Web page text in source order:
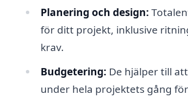
Planering och design:
för ditt projekt, inklusive
krav.
Budgetering: De hjälper till
under hela projektets gång